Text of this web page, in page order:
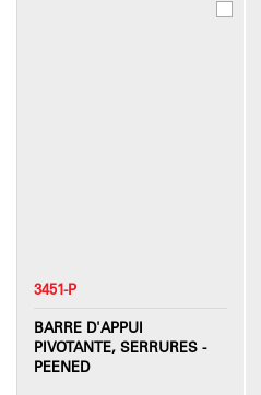
3451-P
BARRE D'APPUI
PIVOTANTE, SERRURES -
PEENED